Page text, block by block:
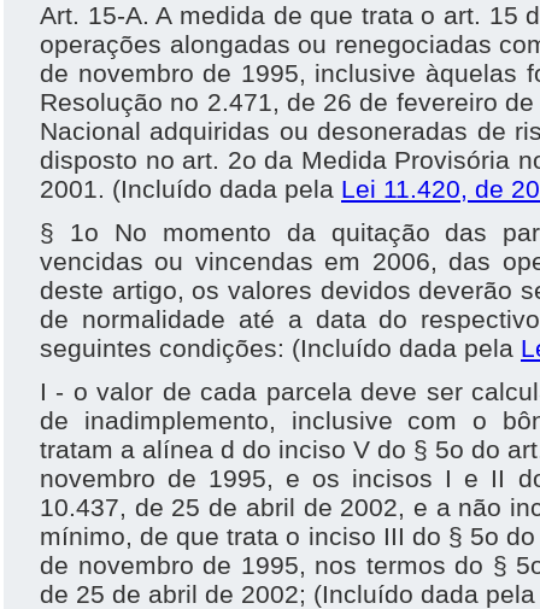
Art. 15-A. A medida de que trata o art. 15
operações alongadas ou renegociadas
de novembro de 1995, inclusive àquelas
Resolução no 2.471, de 26 de fevereiro
Nacional adquiridas ou desoneradas de
disposto no art. 2o da Medida Provisória
2001. (Incluído dada pela Lei 11.420, de
§ 1o No momento da quitação das
vencidas ou vincendas em 2006, das
deste artigo, os valores devidos deverão
de normalidade até a data do
seguintes condições: (Incluído dada pela
I - o valor de cada parcela deve ser
de inadimplemento, inclusive com o
tratam a alínea d do inciso V do § 5o do
novembro de 1995, e os incisos I e II
10.437, de 25 de abril de 2002, e a não
mínimo, de que trata o inciso III do § 5o
de novembro de 1995, nos termos do §
de 25 de abril de 2002; (Incluído dada